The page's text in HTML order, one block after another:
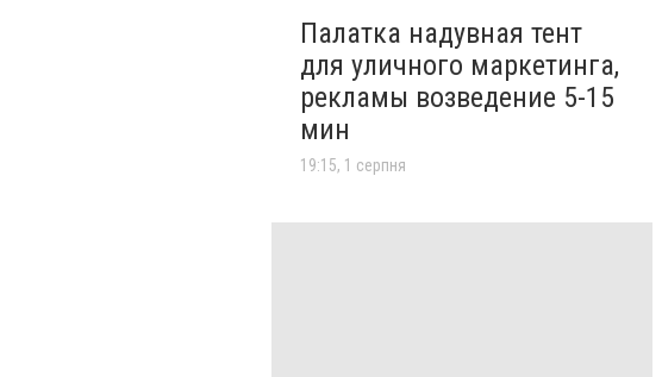
Палатка надувная тент
для уличного маркетинга,
рекламы возведение 5-15
мин
19:15, 1 серпня